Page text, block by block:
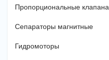
Пропорциональные клапана
Сепараторы магнитные
Гидромоторы